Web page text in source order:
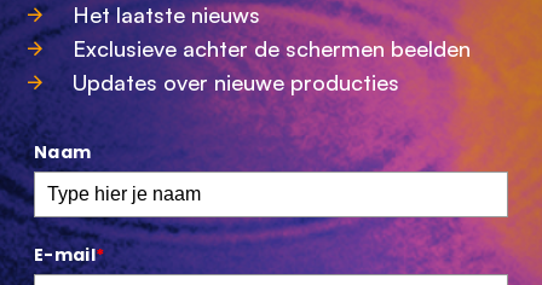
Het laatste nieuws
Exclusieve achter de schermen beelden
Updates over nieuwe producties
Naam
E-mail*